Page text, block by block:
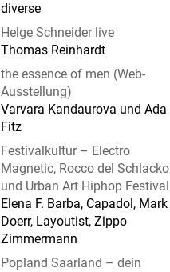
diverse
Helge Schneider live
Thomas Reinhardt
the essence of men (Web-
Ausstellung)
Varvara Kandaurova und Ada
Fitz
Festivalkultur – Electro
Magnetic, Rocco del Schlacko
und Urban Art Hiphop Festival
Elena F. Barba, Capadol, Mark
Doerr, Layoutist, Zippo
Zimmermann
Popland Saarland – dein